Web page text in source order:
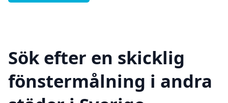
Sök efter en skicklig
fönstermålning i andra